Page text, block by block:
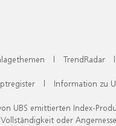
| TrendRadar |
| Information zu
UBS emittierten Index-
oder